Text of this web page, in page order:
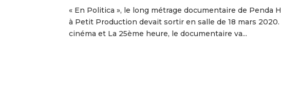
« En Politica », le long métrage documentaire de
à Petit Production devait sortir en salle de 18 mars
cinéma et La 25ème heure, le documentaire va...